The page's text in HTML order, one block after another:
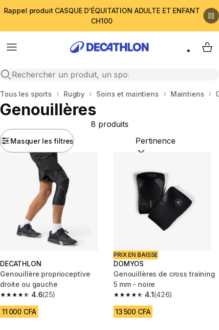
Rappel produit CASQUE D'ÉQUITATION ADULTE ET ENFANT
CH100
Menu
Open search
My
Accueil
Tous les sports Rugby Soins et maintiens Maintiens
Genouillères
Masquer les filtres
8 produits
Trier par :(optional)
DECATHLON
Genouillère proprioceptive
droite ou gauche
4.6
4.6 out of 5 stars from 25 reviews
(25)
11 000 CFA
PRIX EN BAISSE
DOMYOS
Genouillères de cross training
5 mm - noire
4.1
4.1 out of 5 stars from 426
(426)
13 500 CFA